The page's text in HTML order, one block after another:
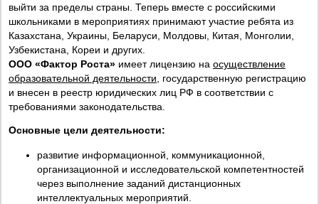
выйти за пределы страны. Теперь вместе с российскими
школьниками в мероприятиях принимают участие ребята из
Казахстана, Украины, Беларуси, Молдовы, Китая, Монголии,
Узбекистана, Кореи и других.
ООО «Фактор Роста» имеет лицензию на осуществление
образовательной деятельности, государственную регистрацию
и внесен в реестр юридических лиц РФ в соответствии с
требованиями законодательства.
Основные цели деятельности:
развитие информационной, коммуникационной,
организационной и исследовательской компетентностей
через выполнение заданий дистанционных
интеллектуальных мероприятий.